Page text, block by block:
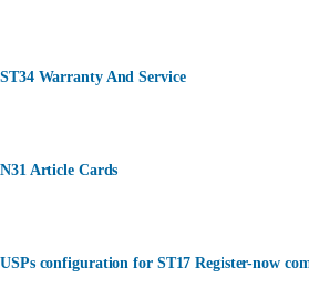
ST34 Warranty And Service
N31 Article Cards
USPs configuration for ST17 Register-now